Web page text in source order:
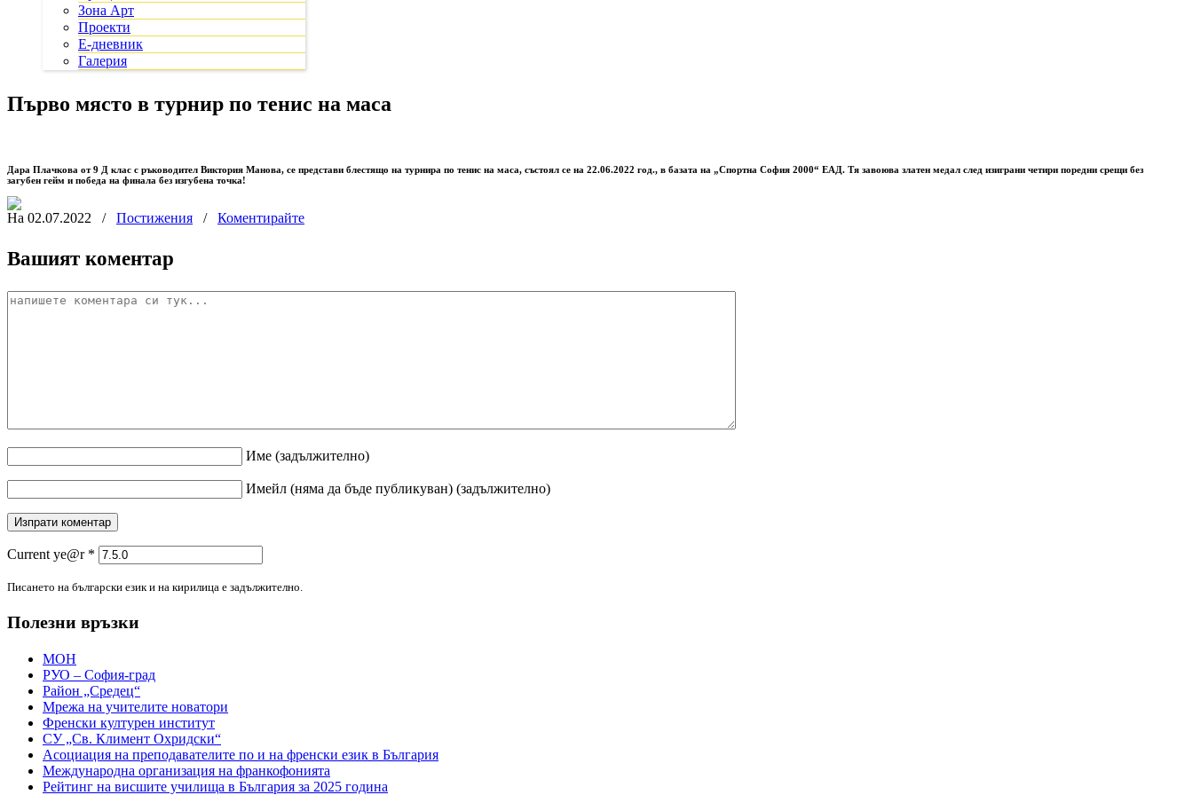
Зона Арт
Проекти
Е-дневник
Галерия
Първо място в турнир по тенис на маса
Дара Плачкова от 9 Д клас с ръководител Виктория Манова, се представи блестящо на турнира по тенис на маса, състоял се на 22.06.2022 год., в базата на „Спортна София 2000“ ЕАД. Тя завоюва златен медал след изиграни четири поредни срещи без
загубен гейм и победа на финала без изгубена точка!
На 02.07.2022 / Постижения / Коментирайте
Вашият коментар
Име (задължително)
Имейл (няма да бъде публикуван) (задължително)
Current ye@r *
Писането на български език и на кирилица е задължително.
Полезни връзки
МОН
РУО – София-град
Район „Средец“
Мрежа на учителите новатори
Френски културен институт
СУ „Св. Климент Охридски“
Асоциация на преподавателите по и на френски език в България
Международна организация на франкофонията
Рейтинг на висшите училища в България за 2025 година